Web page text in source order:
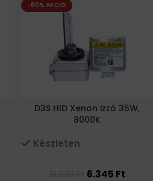
-60% AKCIÓ
D3S HID Xenon izzó 35W,
8000K
Készleten
6.345 Ft